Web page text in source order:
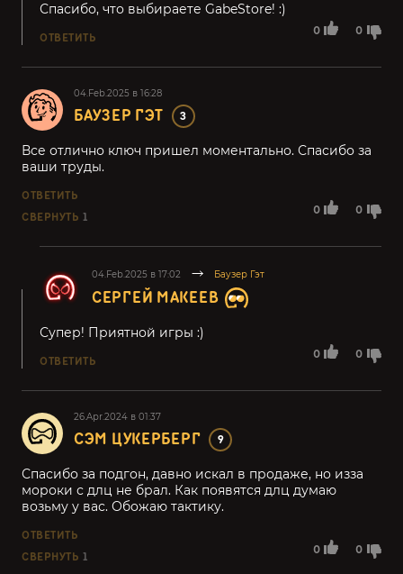
0 0
Спасибо, что выбираете GabeStore! :)
ОТВЕТИТЬ
04.Feb.2025 в 16:28
БАУЗЕР ГЭТ 3
0 0
Все отлично ключ пришел моментально. Спасибо за
ваши труды.
ОТВЕТИТЬ
СВЕРНУТЬ 1
04.Feb.2025 в 17:02 Баузер Гэт
СЕРГЕЙ МАКЕЕВ
0 0
Супер! Приятной игры :)
ОТВЕТИТЬ
26.Apr.2024 в 01:37
СЭМ ЦУКЕРБЕРГ 9
0 0
Спасибо за подгон, давно искал в продаже, но изза
мороки с длц не брал. Как появятся длц думаю
возьму у вас. Обожаю тактику.
ОТВЕТИТЬ
СВЕРНУТЬ 1